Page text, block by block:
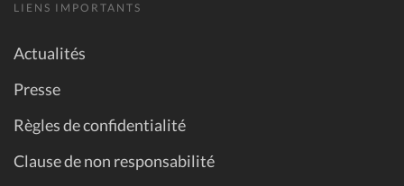
LIENS IMPORTANTS
Actualités
Presse
Règles de confidentialité
Clause de non responsabilité